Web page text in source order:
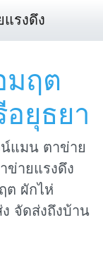
รงดึง
มฤต
ยุธยา
แมน ตาข่าย
ข่ายแรงดึง
ต ผักไห่
จัดส่งถึงบ้าน